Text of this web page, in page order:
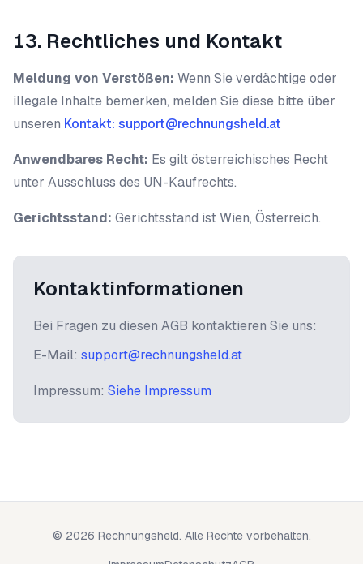
13. Rechtliches und Kontakt
Meldung von Verstößen: Wenn Sie verdächtige oder
illegale Inhalte bemerken, melden Sie diese bitte über
unseren Kontakt: support@rechnungsheld.at
Anwendbares Recht: Es gilt österreichisches Recht
unter Ausschluss des UN-Kaufrechts.
Gerichtsstand: Gerichtsstand ist Wien, Österreich.
Kontaktinformationen
Bei Fragen zu diesen AGB kontaktieren Sie uns:
E-Mail: support@rechnungsheld.at
Impressum: Siehe Impressum
© 2026 Rechnungsheld. Alle Rechte vorbehalten.